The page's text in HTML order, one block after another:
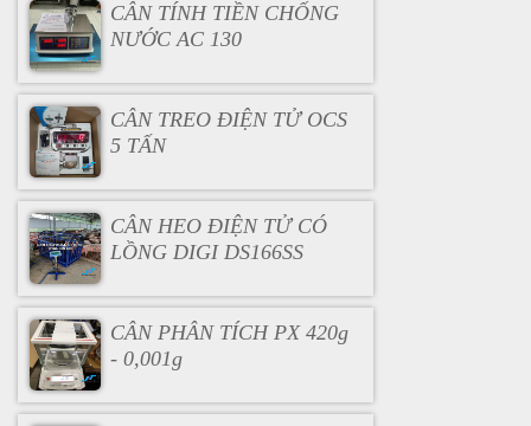
CÂN TÍNH TIỀN CHỐNG
NƯỚC AC 130
CÂN TREO ĐIỆN TỬ OCS
5 TẤN
CÂN HEO ĐIỆN TỬ CÓ
LỒNG DIGI DS166SS
CÂN PHÂN TÍCH PX 420g
- 0,001g